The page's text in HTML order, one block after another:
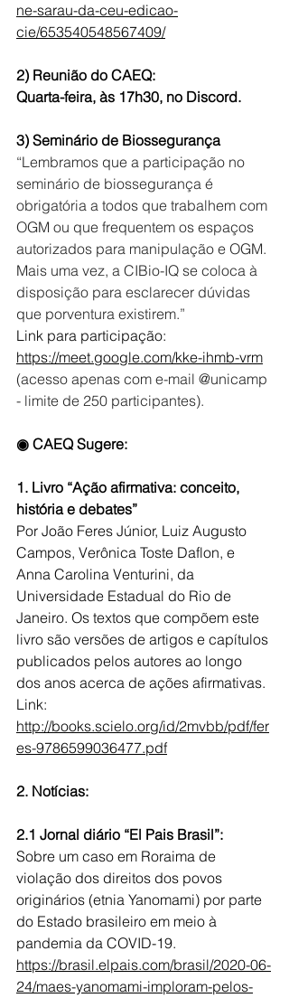
ne-sarau-da-ceu-edicao-
cie/653540548567409/
2) Reunião do CAEQ:
Quarta-feira, às 17h30, no Discord.
3) Seminário de Biossegurança
“Lembramos que a participação no
seminário de biossegurança é
obrigatória a todos que trabalhem com
OGM ou que frequentem os espaços
autorizados para manipulação e OGM.
Mais uma vez, a CIBio-IQ se coloca à
disposição para esclarecer dúvidas
que porventura existirem.”
Link para participação:
https://meet.google.com/kke-ihmb-vrm
(acesso apenas com e-mail @unicamp
- limite de 250 participantes).
◉ CAEQ Sugere:
1. Livro “Ação afirmativa: conceito,
história e debates”
Por João Feres Júnior, Luiz Augusto
Campos, Verônica Toste Daflon, e
Anna Carolina Venturini, da
Universidade Estadual do Rio de
Janeiro. Os textos que compõem este
livro são versões de artigos e capítulos
publicados pelos autores ao longo
dos anos acerca de ações afirmativas.
Link:
http://books.scielo.org/id/2mvbb/pdf/fer
es-9786599036477.pdf
2. Notícias:
2.1 Jornal diário “El Pais Brasil”:
Sobre um caso em Roraima de
violação dos direitos dos povos
originários (etnia Yanomami) por parte
do Estado brasileiro em meio à
pandemia da COVID-19.
https://brasil.elpais.com/brasil/2020-06-
24/maes-yanomami-imploram-pelos-